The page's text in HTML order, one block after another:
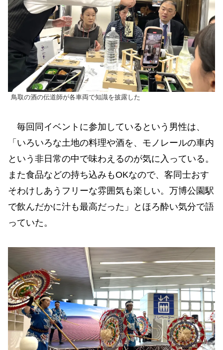
鳥取の酒の伝道師が各車両で知識を披露した
毎回同イベントに参加しているという男性は、
「いろいろな土地の料理や酒を、モノレールの車内
という非日常の中で味わえるのが気に入っている。
また食品などの持ち込みもOKなので、客同士おす
そわけしあうフリーな雰囲気も楽しい。万博公園駅
で飲んだかに汁も最高だった」とほろ酔い気分で語
っていた。